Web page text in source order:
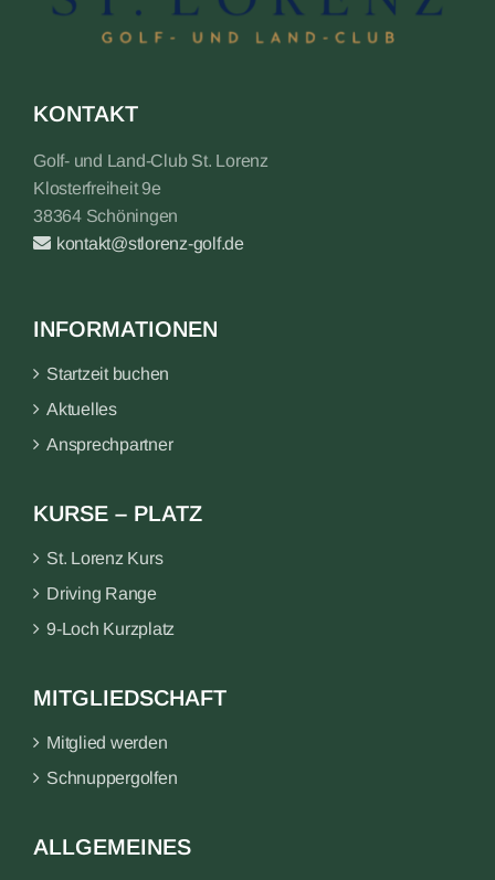
KONTAKT
Golf- und Land-Club St. Lorenz
Klosterfreiheit 9e
38364 Schöningen
kontakt@stlorenz-golf.de
INFORMATIONEN
Startzeit buchen
Aktuelles
Ansprechpartner
KURSE – PLATZ
St. Lorenz Kurs
Driving Range
9-Loch Kurzplatz
MITGLIEDSCHAFT
Mitglied werden
Schnuppergolfen
ALLGEMEINES